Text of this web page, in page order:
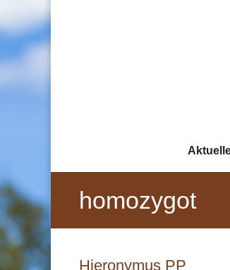
Inhalt
springen
homozygot
Hieronymus PP